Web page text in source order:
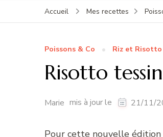
Accueil Mes recettes
Poissons & Co Riz et Risotto
Risotto
Marie mis à jour le 21/11/
Pour cette nouvelle